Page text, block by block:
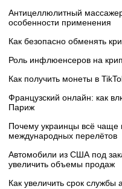
Антицеллюлитный
особенности применения
Как безопасно обменять
Роль инфлюенсеров на
Как получить монеты в
Французский онлайн: как
Париж
Почему украинцы всё
международных перелётов
Автомобили из США под
увеличить объемы продаж
Как увеличить срок службы